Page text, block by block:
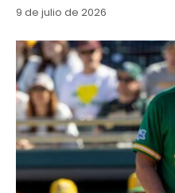
9 de julio de 2026